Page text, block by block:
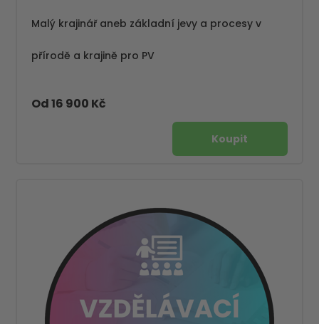
Malý krajinář aneb základní jevy a procesy v
přírodě a krajině pro PV
Od 16 900 Kč